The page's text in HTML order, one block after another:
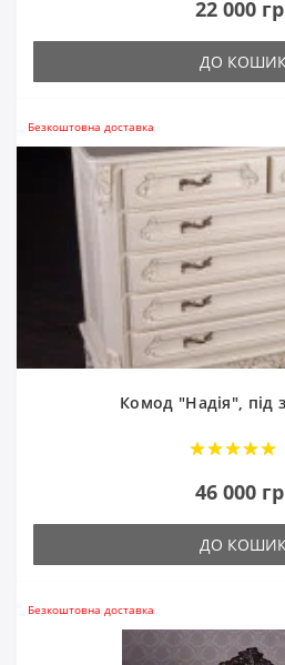
22 000
ДО
Безкоштовна доставка
Комод "Надія", під
46 000
ДО
Безкоштовна доставка